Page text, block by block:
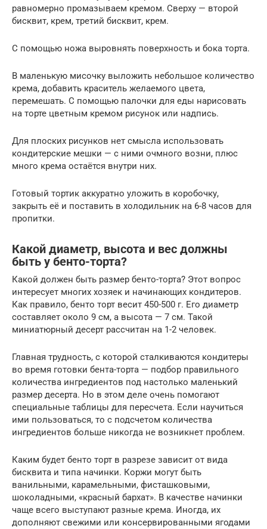
равномерно промазываем кремом. Сверху — второй
бисквит, крем, третий бисквит, крем.
С помощью ножа выровнять поверхность и бока торта.
В маленькую мисочку выложить небольшое количество
крема, добавить краситель желаемого цвета,
перемешать. С помощью палочки для еды нарисовать
на торте цветным кремом рисунок или надпись.
Для плоских рисунков нет смысла использовать
кондитерские мешки — с ними очмного возни, плюс
много крема остаётся внутри них.
Готовый тортик аккуратно уложить в коробочку,
закрыть её и поставить в холодильник на 6-8 часов для
пропитки.
Какой диаметр, высота и вес должны
быть у бенто-торта?
Какой должен быть размер бенто-торта? Этот вопрос
интересует многих хозяек и начинающих кондитеров.
Как правило, бенто торт весит 450-500 г. Его диаметр
составляет около 9 см, а высота — 7 см. Такой
миниатюрный десерт рассчитан на 1-2 человек.
Главная трудность, с которой сталкиваются кондитеры
во время готовки бента-торта — подбор правильного
количества ингредиентов под настолько маленький
размер десерта. Но в этом деле очень помогают
специальные таблицы для пересчета. Если научиться
ими пользоваться, то с подсчетом количества
ингредиентов больше никогда не возникнет проблем.
Каким будет бенто торт в разрезе зависит от вида
бисквита и типа начинки. Коржи могут быть
ванильными, карамельными, фисташковыми,
шоколадными, «красный бархат». В качестве начинки
чаще всего выступают разные крема. Иногда, их
дополняют свежими или консервированными ягодами